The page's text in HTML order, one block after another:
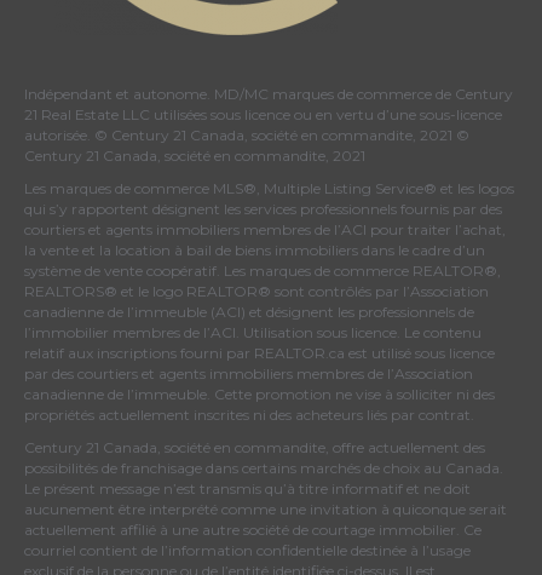
Indépendant et autonome. MD/MC marques de commerce de Century
21 Real Estate LLC utilisées sous licence ou en vertu d’une sous-licence
autorisée. © Century 21 Canada, société en commandite, 2021 ©
Century 21 Canada, société en commandite, 2021
Les marques de commerce MLS®, Multiple Listing Service® et les logos
qui s’y rapportent désignent les services professionnels fournis par des
courtiers et agents immobiliers membres de l’ACI pour traiter l’achat,
la vente et la location à bail de biens immobiliers dans le cadre d’un
système de vente coopératif. Les marques de commerce REALTOR®,
REALTORS® et le logo REALTOR® sont contrôlés par l’Association
canadienne de l’immeuble (ACI) et désignent les professionnels de
l’immobilier membres de l’ACI. Utilisation sous licence. Le contenu
relatif aux inscriptions fourni par REALTOR.ca est utilisé sous licence
par des courtiers et agents immobiliers membres de l’Association
canadienne de l’immeuble . Cette promotion ne vise à solliciter ni des
propriétés actuellement inscrites ni des acheteurs liés par contrat.
Century 21 Canada, société en commandite, offre actuellement des
possibilités de franchisage dans certains marchés de choix au Canada.
Le présent message n’est transmis qu’à titre informatif et ne doit
aucunement être interprété comme une invitation à quiconque serait
actuellement affilié à une autre société de courtage immobilier. Ce
courriel contient de l’information confidentielle destinée à l’usage
exclusif de la personne ou de l’entité identifiée ci-dessus. Il est